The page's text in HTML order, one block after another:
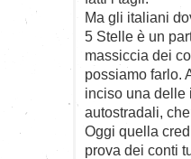
Ma gli italiani
5 Stelle è un
massiccia dei
possiamo farlo.
inciso una delle
autostradali,
Oggi quella
prova dei conti